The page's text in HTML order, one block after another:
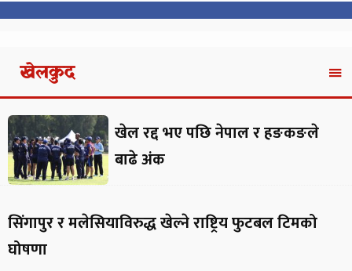
खेलकुद
खेल रद्द भए पछि नेपाल र हङकङले
बाढे अंक
सिंगापुर र मलेसियाविरुद्ध खेल्ने राष्ट्रिय फुटबल टिमको
घोषणा